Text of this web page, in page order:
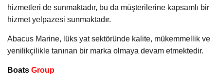
hizmetleri de sunmaktadır, bu da müşterilerine kapsamlı bir
hizmet yelpazesi sunmaktadır.
Abacus Marine, lüks yat sektöründe kalite, mükemmellik ve
yenilikçilikle tanınan bir marka olmaya devam etmektedir.
Boats Group